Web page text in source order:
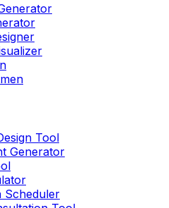
Tool
Generator
Scheduler